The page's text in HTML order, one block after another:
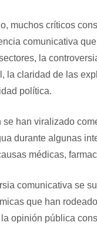
muchos críticos
comunicativa
la
la claridad de las
política.
se han viralizado
durante algunas
médicas,
comunicativa se
que han
opinión pública